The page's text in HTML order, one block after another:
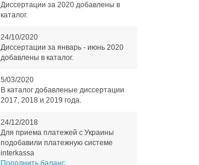
Диссертации за 2020 добавлены в
каталог.
24/10/2020
Диссертации за январь - июнь 2020
добавлены в каталог.
5/03/2020
В каталог добавленые диссертации
2017, 2018 и 2019 года.
24/12/2018
Для приема платежей с Украины
подобавили платежную системе
interkassa
Пополнить баланс